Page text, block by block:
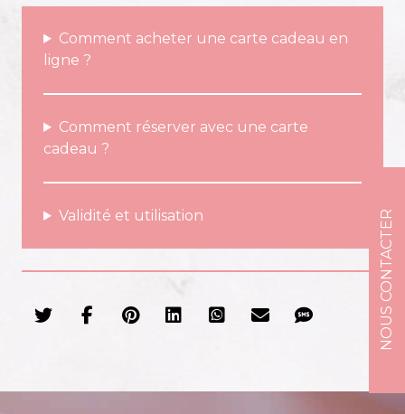
NOUS CONTACTER
Comment acheter une carte cadeau en
ligne ?
Comment réserver avec une carte
cadeau ?
Validité et utilisation